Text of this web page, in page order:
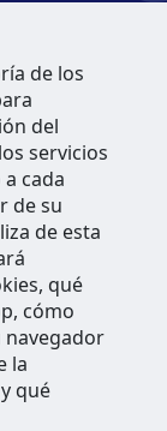
de los
del
servicios
cada
de su
de esta
qué
cómo
navegador
la
qué